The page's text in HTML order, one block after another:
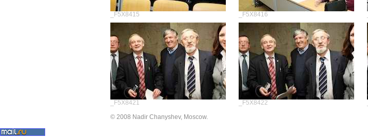
_F5X8415 _F5X8416
_F5X8421 _F5X8422
© 2008 Nadir Chanyshev, Moscow.